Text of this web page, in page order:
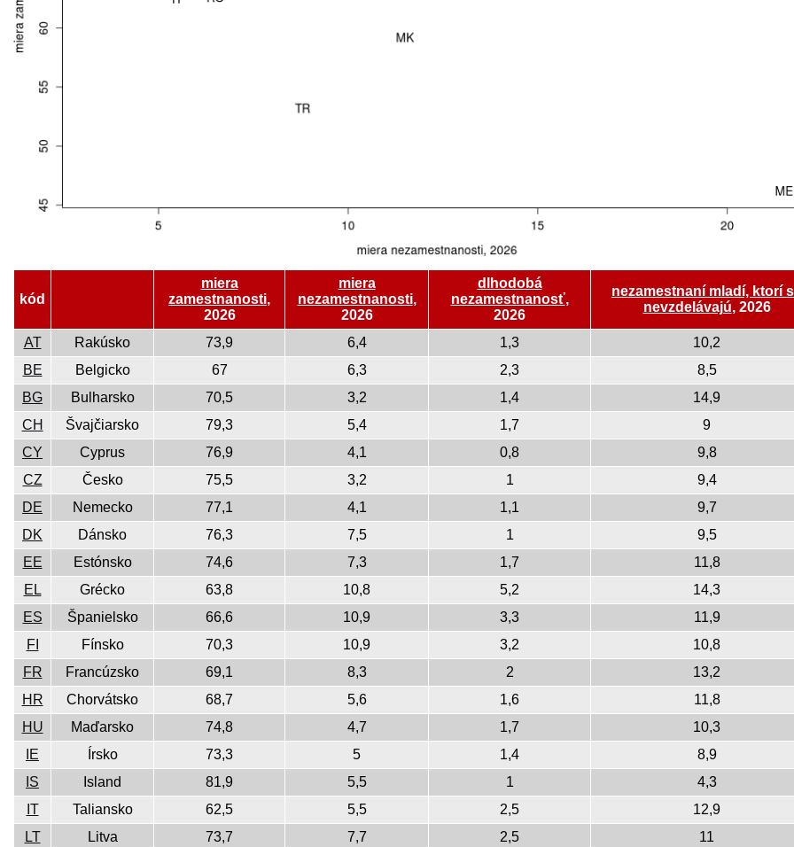
kód
miera
zamestnanosti,
2026
miera
nezamestnanosti,
2026
dlhodobá
nezamestnanosť,
2026
nezamestnaní mladí, ktorí
nevzdelávajú, 2026
AT Rakúsko 73,9 6,4 1,3
10,2
BE
Belgicko 67 6,3 2,3
8,5
BG
Bulharsko 70,5 3,2 1,4
14,9
CH
Švajčiarsko 79,3 5,4 1,7
9
CY
Cyprus 76,9 4,1 0,8
9,8
CZ
Česko 75,5 3,2 1
9,4
DE
Nemecko 77,1 4,1 1,1
9,7
DK
Dánsko 76,3 7,5 1
9,5
EE
Estónsko 74,6 7,3 1,7
11,8
EL
Grécko 63,8 10,8 5,2
14,3
ES
Španielsko 66,6 10,9 3,3
11,9
FI
Fínsko 70,3 10,9 3,2
10,8
FR
Francúzsko 69,1 8,3 2
13,2
HR
Chorvátsko 68,7 5,6 1,6
11,8
HU
Maďarsko 74,8 4,7 1,7
10,3
IE
Írsko 73,3 5 1,4
8,9
IS
Island 81,9 5,5 1
4,3
IT
Taliansko 62,5 5,5 2,5
12,9
LT
Litva 73,7 7,7 2,5
11